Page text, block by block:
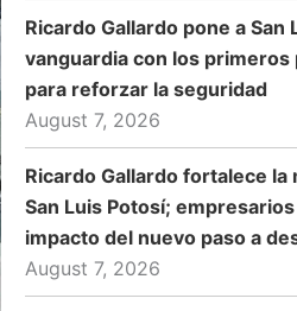
Ricardo Gallardo pone a San
vanguardia con los
para reforzar la seguridad
August 7, 2026
Ricardo Gallardo fortalece la
San Luis Potosí;
impacto del nuevo paso a
August 7, 2026